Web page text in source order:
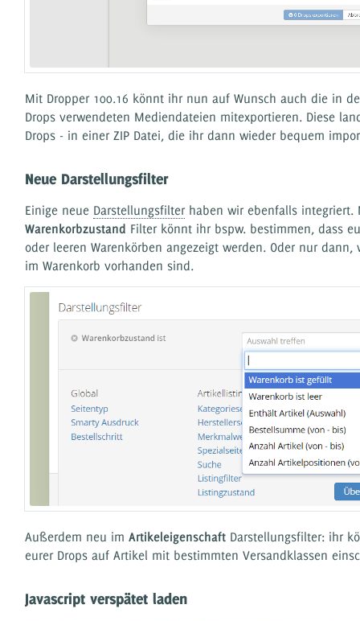
Mit Dropper 100.16 könnt ihr nun auf Wunsch auch die in
Drops verwendeten Mediendateien mitexportieren. Diese
Drops - in einer ZIP Datei, die ihr dann wieder bequem
Neue Darstellungsfilter
Einige neue Darstellungsfilter haben wir ebenfalls integriert.
Warenkorbzustand Filter könnt ihr bspw. bestimmen, dass
oder leeren Warenkörben angezeigt werden. Oder nur
im Warenkorb vorhanden sind.
Außerdem neu imArtikeleigenschaft Darstellungsfilter: ihr
eurer Drops auf Artikel mit bestimmten Versandklassen
Javascript verspätet laden